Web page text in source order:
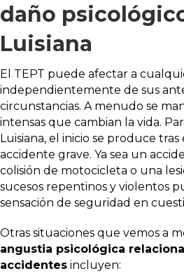
daño
Luisiana
El TEPT puede afectar a
independientemente de sus
circunstancias. A menudo se
intensas que cambian la vida.
Luisiana, el inicio se produce tras
accidente grave. Ya sea un
colisión de motocicleta o una
sucesos repentinos y violentos
sensación de seguridad en
Otras situaciones que vemos a
angustia psicológica
accidentes incluyen: